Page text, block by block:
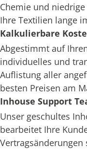
Chemie und
Ihre Textilien lange
Kalkulierbare
Abgestimmt auf
individuelles und
Auflistung aller
besten Preisen am
Inhouse Support
Unser geschultes
bearbeitet Ihre